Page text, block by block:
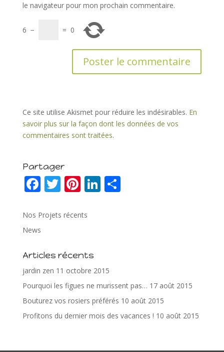
le navigateur pour mon prochain commentaire.
6 − = 0
Ce site utilise Akismet pour réduire les indésirables. En
savoir plus sur la façon dont les données de vos
commentaires sont traitées.
Partager
F
e
b
o
o
k
T
itt
Pi
er
st
Li
n
P
Nos Projets récents
News
Articles récents
jardin zen 11 octobre 2015
Pourquoi les figues ne murissent pas… 17 août 2015
Bouturez vos rosiers préférés 10 août 2015
Profitons du dernier mois des vacances ! 10 août 2015